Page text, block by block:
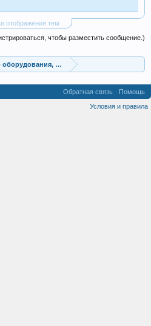
отображения тем
чтобы разместить сообщение.)
оборудование для произв
Обратная связь
Помощь
Условия и правила